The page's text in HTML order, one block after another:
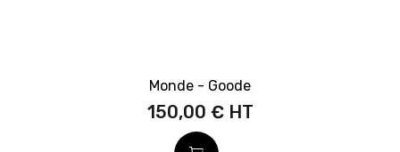
Monde - Goode
150,00 €